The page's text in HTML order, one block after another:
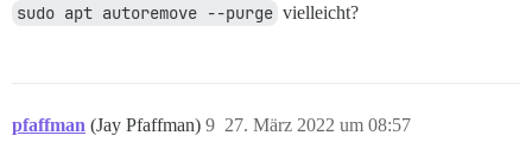
sudo apt autoremove --purge vielleicht?
pfaffman (Jay Pfaffman) 27. März 2022 um 08:57
9